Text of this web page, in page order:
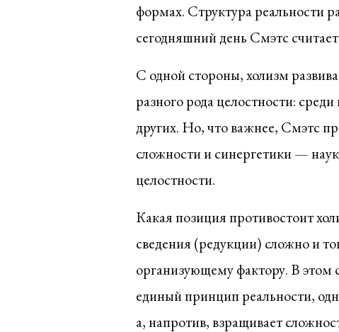
формах. Структура реальности
сегодняшний день Смэтс
С одной стороны, холизм
разного рода целостности:
других. Но, что важнее, Смэтс
сложности и синергетики —
целостности.
Какая позиция противостоит
сведения (редукции) сложно и
организующему фактору. В этом
единый принцип реальности,
а, напротив, взращивает